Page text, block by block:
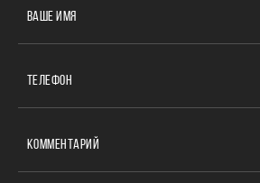
ВАШЕ ИМЯ
ТЕЛЕФОН
КОММЕНТАРИЙ